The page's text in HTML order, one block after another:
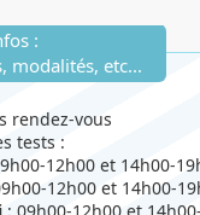
:
modalités, etc...
rendez-vous
tests :
12h00 et 14h00-
12h00 et 14h00-